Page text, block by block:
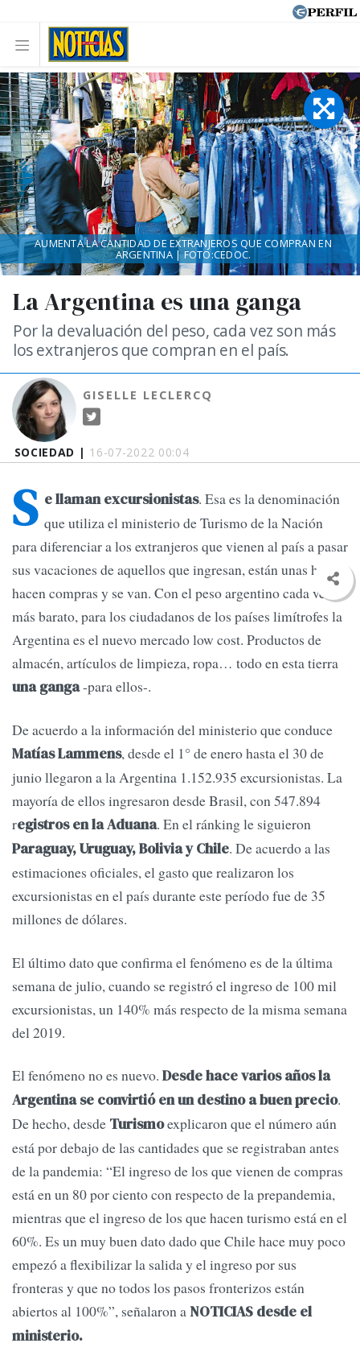
SOCIEDAD | 16-07-2022 00:04
La Argentina es una ganga
Por la devaluación del peso, cada vez son más
los extranjeros que compran en el país.
GISELLE LECLERCQ
AUMENTA LA CANTIDAD DE EXTRANJEROS QUE COMPRAN EN
ARGENTINA | FOTO:CEDOC.
S e llaman excursionistas. Esa es la denominación
que utiliza el ministerio de Turismo de la Nación
para diferenciar a los extranjeros que vienen al país a pasar
sus vacaciones de aquellos que ingresan, están unas horas,
hacen compras y se van. Con el peso argentino cada vez
más barato, para los ciudadanos de los países limítrofes la
Argentina es el nuevo mercado low cost. Productos de
almacén, artículos de limpieza, ropa… todo en esta tierra
una ganga-para ellos-.
De acuerdo a la información del ministerio que conduce
Matías Lammens, desde el 1° de enero hasta el 30 de
junio llegaron a la Argentina 1.152.935 excursionistas. La
mayoría de ellos ingresaron desde Brasil, con 547.894
registros en la Aduana. En el ránking le siguieron
Paraguay, Uruguay, Bolivia y Chile. De acuerdo a las
estimaciones oficiales, el gasto que realizaron los
excursionistas en el país durante este período fue de 35
millones de dólares.
El último dato que confirma el fenómeno es de la última
semana de julio, cuando se registró el ingreso de 100 mil
excursionistas, un 140% más respecto de la misma semana
del 2019.
El fenómeno no es nuevo. Desde hace varios años la
Argentina se convirtió en un destino a buen precio.
De hecho, desde Turismoexplicaron que el número aún
está por debajo de las cantidades que se registraban antes
de la pandemia: “El ingreso de los que vienen de compras
está en un 80 por ciento con respecto de la prepandemia,
mientras que el ingreso de los que hacen turismo está en el
60%. Es un muy buen dato dado que Chile hace muy poco
empezó a flexibilizar la salida y el ingreso por sus
fronteras y que no todos los pasos fronterizos están
abiertos al 100%”, señalaron aNOTICIAS desde el
ministerio.